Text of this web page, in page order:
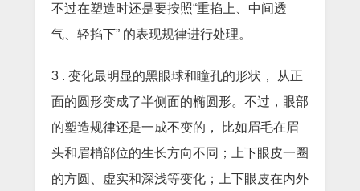
不过在塑造时还是要按照“重掐上、中间透
气、轻掐下” 的表现规律进行处理。
3 . 变化最明显的黑眼球和瞳孔的形状， 从正
面的圆形变成了半侧面的椭圆形。不过，眼部
的塑造规律还是一成不变的， 比如眉毛在眉
头和眉梢部位的生长方向不同；上下眼皮一圈
的方圆、虚实和深浅等变化；上下眼皮在内外